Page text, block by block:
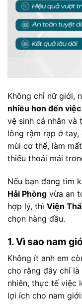
Không chỉ nữ giới,
nhiều hơn đến
vệ sinh cá nhân
lông rậm rạp ở
mùi cơ thể, làm
thiếu thoải mái
Nếu bạn đang tìm
Hải Phòng vừa an
hợp lý, thì Viện
chọn hàng đầu.
1. Vì sao nam
Không ít anh em
cho rằng đây chỉ
nhiên, thực tế việc
lợi ích cho nam